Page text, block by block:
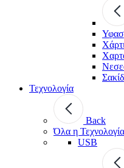
Τεχνολογία
Back
Όλα η Τεχνολογία
USB